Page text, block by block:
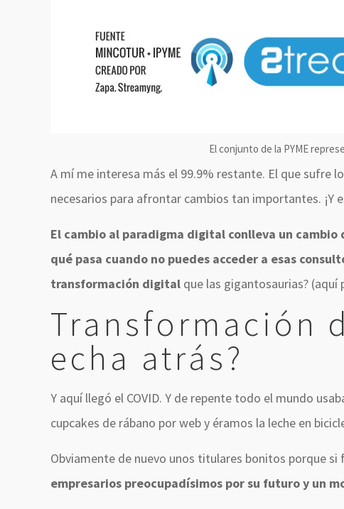
El conjunto de la PYME
A mí me interesa más el 99.9% restante. El que sufre
necesarios para afrontar cambios tan importantes. ¡Y
El cambio al paradigma digital conlleva un
qué pasa cuando no puedes acceder a esas
transformación digital que las gigantosaurias?
Transformación
echa atrás?
Y aquí llegó el COVID. Y de repente todo el mundo
cupcakes de rábano por web y éramos la leche en
Obviamente de nuevo unos titulares bonitos porque
empresarios preocupadísimos por su futuro y un